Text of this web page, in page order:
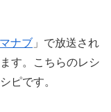
ナブ 」で放送され
す。こちらのレシ
ピです。